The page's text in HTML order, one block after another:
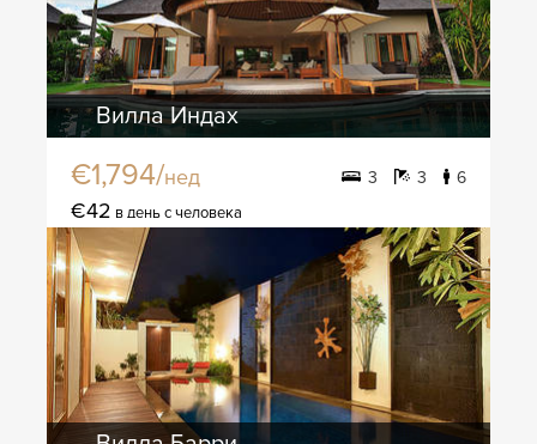
Вилла Индах
€1,794/нед 3 3 6
€42 в день с человека